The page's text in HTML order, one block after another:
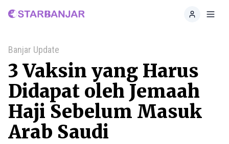
Home
Banjar Update
3 Vaksin yang Harus
Didapat oleh Jemaah
Haji Sebelum Masuk
Arab Saudi